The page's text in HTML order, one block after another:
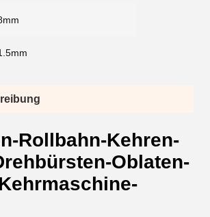
Rollbahn-Kehren-
Oblaten-